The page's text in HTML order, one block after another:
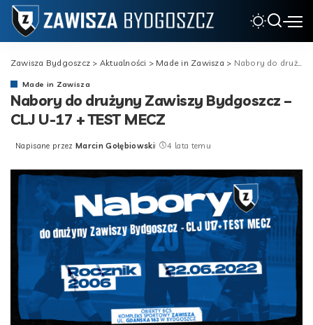
Zawisza Bydgoszcz > Aktualności > Made in Zawisza > Nabory do drużyny Zawiszy Bydgoszcz – CLJ U-17 + TEST MECZ
Made in Zawisza
Nabory do drużyny Zawiszy Bydgoszcz –
CLJ U-17 + TEST MECZ
Posted
Napisane przez Marcin Gołębiowski 4 lata temu